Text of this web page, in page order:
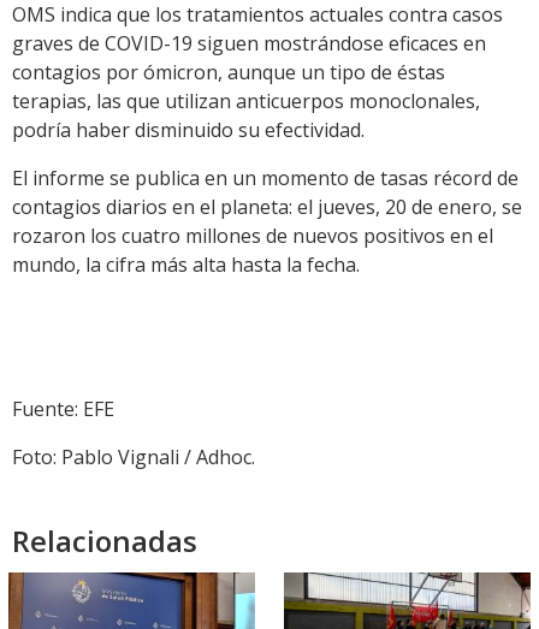
OMS indica que los tratamientos actuales contra casos
graves de COVID-19 siguen mostrándose eficaces en
contagios por ómicron, aunque un tipo de éstas
terapias, las que utilizan anticuerpos monoclonales,
podría haber disminuido su efectividad.
El informe se publica en un momento de tasas récord de
contagios diarios en el planeta: el jueves, 20 de enero, se
rozaron los cuatro millones de nuevos positivos en el
mundo, la cifra más alta hasta la fecha.
Fuente: EFE
Foto: Pablo Vignali / Adhoc.
Relacionadas